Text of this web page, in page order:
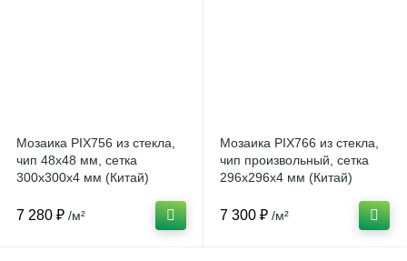
Мозаика PIX756 из стекла,
чип 48x48 мм, сетка
300х300x4 мм (Китай)
7 280 ₽ /м²
Мозаика PIX766 из стекла,
чип произвольный, сетка
296х296x4 мм (Китай)
7 300 ₽ /м²